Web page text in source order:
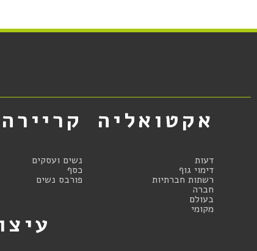
אקטואליה
דעות
דימוי גוף
רשתות חברתיות
חברה
בעולם
מקומי
קריירה
נשים ועסקים
כסף
פורבס נשים